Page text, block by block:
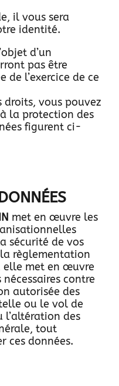
il vous sera
identité.
d’un
pas être
de l’exercice de ce
droits, vous pouvez
la protection des
figurent ci-
met en œuvre les
sécurité de vos
règlementation
elle met en œuvre
contre
autorisée des
ou le vol de
l’altération des
tout
ces données.